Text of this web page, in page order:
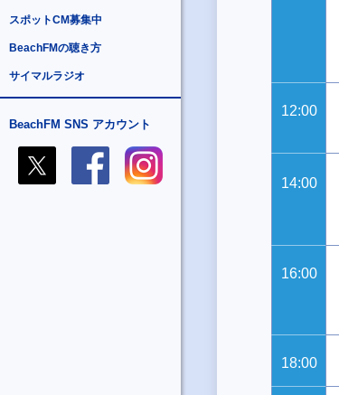
スポットCM募集中
BeachFMの聴き方
サイマルラジオ
BeachFM SNS アカウント
12:00
14:00
16:00
18:00